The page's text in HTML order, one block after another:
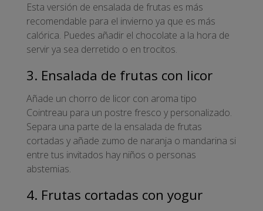
Esta versión de ensalada de frutas es más
recomendable para el invierno ya que es más
calórica. Puedes añadir el chocolate a la hora de
servir ya sea derretido o en trocitos.
3. Ensalada de frutas con licor
Añade un chorro de licor con aroma tipo
Cointreau para un postre fresco y personalizado.
Separa una parte de la ensalada de frutas
cortadas y añade zumo de naranja o mandarina si
entre tus invitados hay niños o personas
abstemias.
4. Frutas cortadas con yogur